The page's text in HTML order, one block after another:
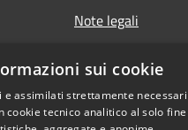
Note legali
sui cookie
e assimilati strettamente
cookie tecnico analitico al solo